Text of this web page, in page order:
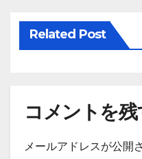
ョ
Related Post
コメントを残
メールアドレスが公開